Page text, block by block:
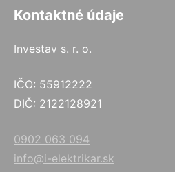
Kontaktné údaje
Investav s. r. o.
IČO: 55912222
DIČ: 2122128921
0902 063 094
info@i-elektrikar.sk